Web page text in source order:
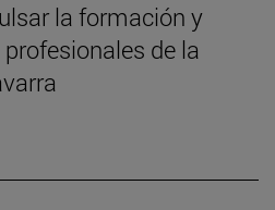
la formación y
de la